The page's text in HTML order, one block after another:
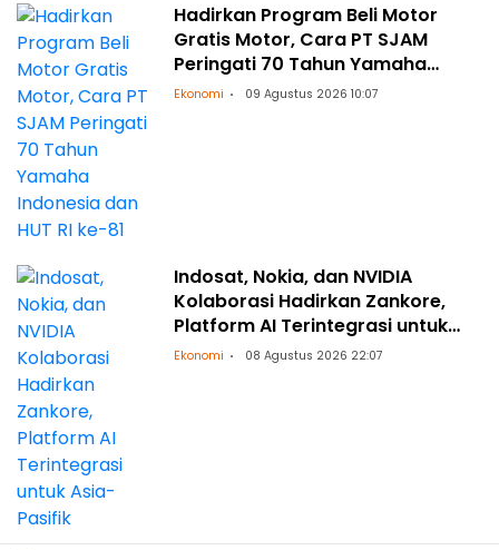
Hadirkan Program Beli Motor
Gratis Motor, Cara PT SJAM
Peringati 70 Tahun Yamaha
Indonesia dan HUT RI ke-81
Ekonomi 09 Agustus 2026 10:07
Indosat, Nokia, dan NVIDIA
Kolaborasi Hadirkan Zankore,
Platform AI Terintegrasi untuk
Asia-Pasifik
Ekonomi 08 Agustus 2026 22:07